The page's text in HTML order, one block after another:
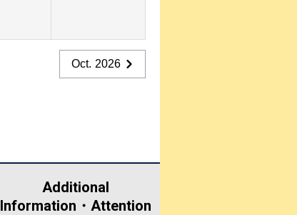
Oct. 2026
Additional
Information・ Attention